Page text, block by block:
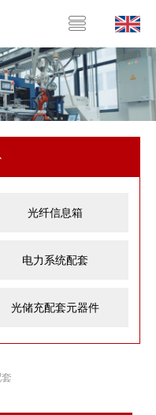
光纤信息箱
电力系统配套
光储充配套元器件